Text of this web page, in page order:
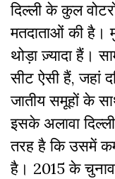
दिल्ली के कुल
मतदाताओं की है।
थोड़ा ज़्यादा हैं।
सीट ऐसी हैं, जहां
जातीय समूहों के
इसके अलावा
तरह है कि उसमें
है। 2015 के